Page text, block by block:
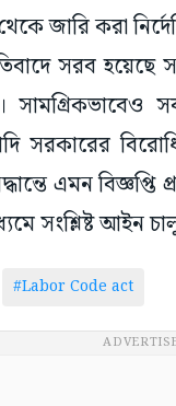
জারি করা
সরব
সরকারের
এমন
সংশ্লিষ্ট আইন
#Labor Code act